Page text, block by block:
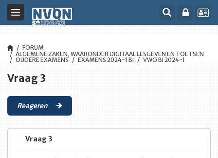
Toggle
navigation
FORUM
ALGEMENE ZAKEN, WAARONDER DIGITAAL LESGEVEN EN TOETSEN
OUDERE EXAMENS
EXAMENS 2024-1 BI VWO BI 2024-1
Vraag 3
Reageren
Vraag 3